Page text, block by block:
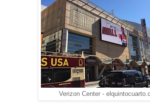
Verizon Center -